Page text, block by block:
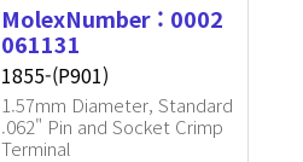
MolexNumber : 0002
061131
1855-(P901)
1.57mm Diameter, Standard
.062" Pin and Socket Crimp
Terminal